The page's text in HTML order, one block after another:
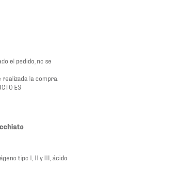
el pedido, no se
la compra.
ES
tipo I, II y III, ácido